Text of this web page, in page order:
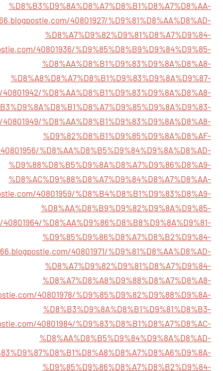
%D8%B3%D9%8A%D8%A7%D8%B1%D8%A7%D8%AA-
40801927/%D9%81%D8%AA%D8%AD-
%D8%A7%D9%82%D9%81%D8%A7%D9%84-
40801936/%D9%85%D8%B9%D9%84%D9%85-
%D8%AA%D8%B1%D9%83%D9%8A%D8%A8-
%D8%A8%D8%A7%D8%B1%D9%83%D9%8A%D9%87-
%D8%AA%D8%B1%D9%83%D9%8A%D8%A8-
%D8%AA%D8%B1%D9%83%D9%8A%D8%A8-
%D9%82%D8%B1%D9%85%D9%8A%D8%AF-
%D8%AA%D8%B5%D9%84%D9%8A%D8%AD-
%D9%88%D8%B5%D9%8A%D8%A7%D9%86%D8%A9-
%D8%AC%D9%88%D8%A7%D9%84%D8%A7%D8%AA-
40801959/%D8%B4%D8%B1%D9%83%D8%A9-
%D8%AA%D8%B9%D9%82%D9%8A%D9%85-
%D8%AA%D9%86%D8%B8%D9%8A%D9%81-
%D9%85%D9%86%D8%A7%D8%B2%D9%84-
40801971/%D9%81%D8%AA%D8%AD-
%D8%A7%D9%82%D9%81%D8%A7%D9%84-
%D8%A7%D8%A8%D9%88%D8%A7%D8%A8-
40801978/%D9%85%D9%82%D9%88%D9%8A-
%D8%B3%D9%8A%D8%B1%D9%81%D8%B3-
40801984/%D9%83%D8%B1%D8%A7%D8%AC-
%D8%AA%D8%B5%D9%84%D9%8A%D8%AD-
%D9%85%D9%86%D8%A7%D8%B2%D9%84-